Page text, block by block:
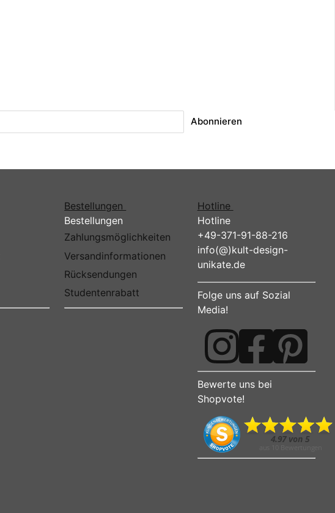
Abonnieren
Bestellungen
Bestellungen
Zahlungsmöglichkeiten
Versandinformationen
Rücksendungen
Studentenrabatt
Hotline
Hotline
+49-371-91-88-216
info(@)kult-design-
unikate.de
Folge uns auf Sozial
Media!
Bewerte uns bei
Shopvote!